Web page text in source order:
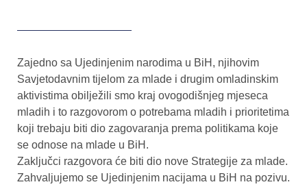
Zajedno sa Ujedinjenim narodima u BiH , njihovim
Savjetodavnim tijelom za mlade i drugim omladinskim
aktivistima obilježili smo kraj ovogodišnjeg mjeseca
mladih i to razgovorom o potrebama mladih i prioritetima
koji trebaju biti dio zagovaranja prema politikama koje
se odnose na mlade u BiH.
Zaključci razgovora će biti dio nove Strategije za mlade.
Zahvaljujemo se Ujedinjenim nacijama u BiH na pozivu.